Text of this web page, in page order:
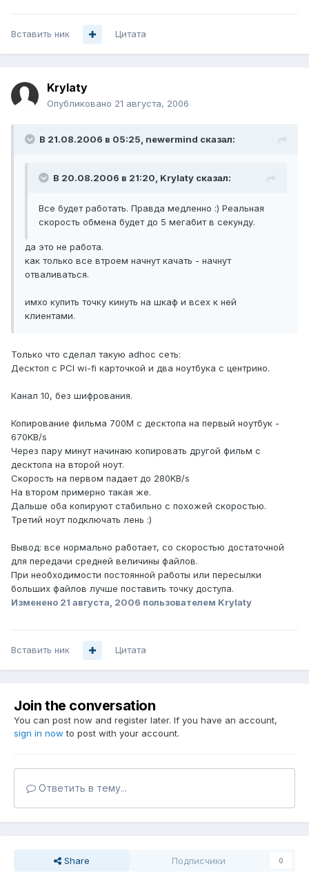
Вставить ник Цитата
Krylaty
Опубликовано 21 августа, 2006
В 21.08.2006 в 05:25, newermind сказал:
В 20.08.2006 в 21:20, Krylaty сказал:
Все будет работать. Правда медленно :) Реальная
скорость обмена будет до 5 мегабит в секунду.
да это не работа.
как только все втроем начнут качать - начнут
отваливаться.
имхо купить точку кинуть на шкаф и всех к ней
клиентами.
Только что сделал такую adhoc сеть:
Десктоп с PCI wi-fi карточкой и два ноутбука с центрино.
Канал 10, без шифрования.
Копирование фильма 700М с десктопа на первый ноутбук -
670KB/s
Через пару минут начинаю копировать другой фильм с
десктопа на второй ноут.
Скорость на первом падает до 280KB/s
На втором примерно такая же.
Дальше оба копируют стабильно с похожей скоростью.
Третий ноут подключать лень :)
Вывод: все нормально работает, со скоростью достаточной
для передачи средней величины файлов.
При необходимости постоянной работы или пересылки
больших файлов лучше поставить точку доступа.
Изменено 21 августа, 2006 пользователем Krylaty
Вставить ник Цитата
Join the conversation
You can post now and register later. If you have an account,
sign in now to post with your account.
Ответить в тему...
Share Подписчики 0